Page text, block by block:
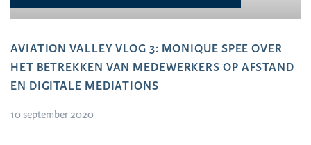
AVIATION VALLEY VLOG 3: MONIQUE SPEE OVER
HET BETREKKEN VAN MEDEWERKERS OP AFSTAND
EN DIGITALE MEDIATIONS
10 september 2020